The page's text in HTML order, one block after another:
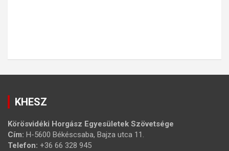
KHESZ
Körösvidéki Horgász Egyesületek Szövetsége
Cím: H-5600 Békéscsaba, Bajza utca 11.
Telefon: +36 66 328 945